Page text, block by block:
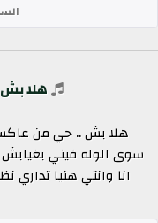
هلا بش
هلا بش .. حي من
سوى الوله فيني
انا وانتي هنيا